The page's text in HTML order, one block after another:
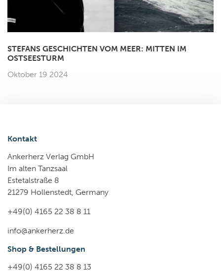
STEFANS GESCHICHTEN VOM MEER: MITTEN IM
OSTSEESTURM
Oktober 19 2024
Kontakt
Ankerherz Verlag GmbH
Im alten Tanzsaal
Estetalstraße 8
21279 Hollenstedt, Germany
+49(0) 4165 22 38 8 11
info@ankerherz.de
Shop & Bestellungen
+49(0) 4165 22 38 8 13